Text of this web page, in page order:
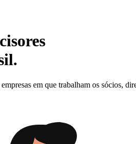
em que trabalham os sócios,